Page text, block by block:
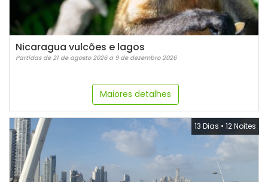
Nicaragua vulcões e lagos
Partidas de 21 de agosto 2026 a 9 de dezembro 2026
Maiores detalhes
13 Dias • 12 Noites